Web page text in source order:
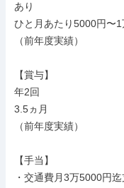
あり
ひと月あたり5000円〜1
（前年度実績）
【賞与】
年2回
3.5ヵ月
（前年度実績）
【手当】
・交通費月3万5000円迄